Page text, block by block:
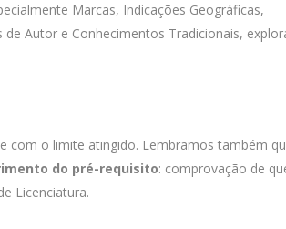
Marcas, Indicações Geográficas,
Autor e Conhecimentos Tradicionais,
com o limite atingido. Lembramos também
do pré-requisito: comprovação de
Licenciatura.